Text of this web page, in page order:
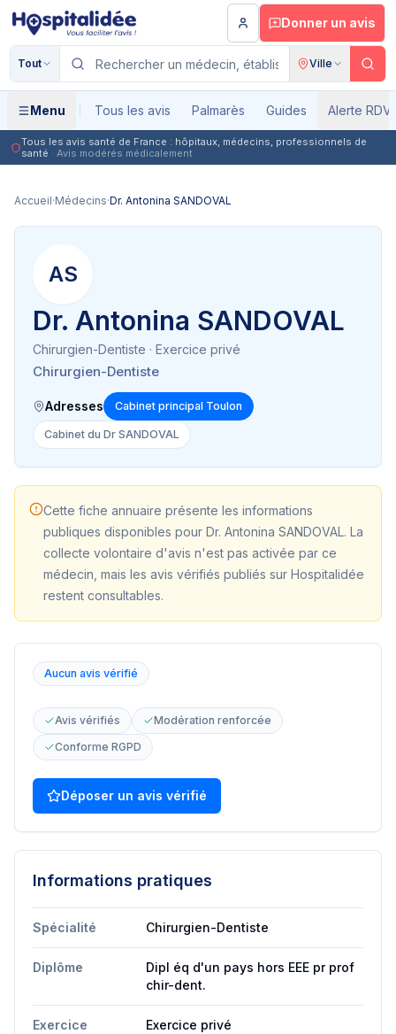
Aller au contenu principal
Donner un avis
Tout Ville
Menu Tous les avis Palmarès Guides Alerte RDV
Tous les avis santé de France : hôpitaux, médecins, professionnels de
santé · Avis modérés médicalement
Accueil·Médecins·Dr. Antonina SANDOVAL
AS
Dr. Antonina SANDOVAL
Chirurgien-Dentiste · Exercice privé
Chirurgien-Dentiste
Adresses Cabinet principal Toulon
Cabinet du Dr SANDOVAL
Cette fiche annuaire présente les informations
publiques disponibles pour Dr. Antonina SANDOVAL. La
collecte volontaire d'avis n'est pas activée par ce
médecin, mais les avis vérifiés publiés sur Hospitalidée
restent consultables.
Aucun avis vérifié
Avis vérifiés
Modération renforcée
Conforme RGPD
Déposer un avis vérifié
Informations pratiques
Spécialité Chirurgien-Dentiste
Diplôme
Dipl éq d'un pays hors EEE pr prof
chir-dent.
Exercice Exercice privé